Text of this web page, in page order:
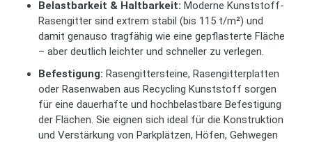
Belastbarkeit & Haltbarkeit: Moderne Kunststoff-
Rasengitter sind extrem stabil (bis 115 t/m²) und
damit genauso tragfähig wie eine gepflasterte Fläche
– aber deutlich leichter und schneller zu verlegen.
Befestigung: Rasengittersteine, Rasengitterplatten
oder Rasenwaben aus Recycling Kunststoff sorgen
für eine dauerhafte und hochbelastbare Befestigung
der Flächen. Sie eignen sich ideal für die Konstruktion
und Verstärkung von Parkplätzen, Höfen, Gehwegen